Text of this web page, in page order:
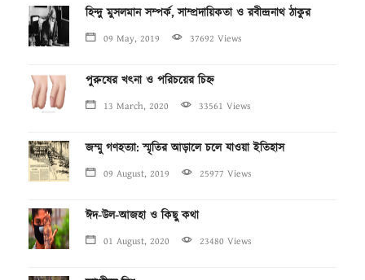
হিন্দু মুসলমান সম্পর্ক, সাম্প্রদায়িকতা ও রবীন্দ্রনাথ ঠাকুর
09 May, 2019 37692 Views
পুরুষের খৎনা ও পরিচয়ের চিহ্ন
13 March, 2020 33561 Views
জম্মু গণহত্যা: স্মৃতির আড়ালে চলে যাওয়া ইতিহাস
09 August, 2019 25977 Views
ঈদ-উল-আজহা ও কিছু কথা
01 August, 2020 23480 Views